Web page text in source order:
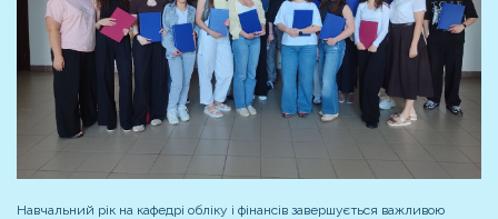
Навчальний рік на кафедрі обліку і фінансів завершується важливою